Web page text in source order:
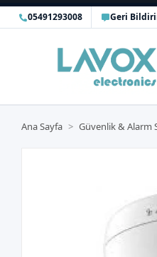
05491293008 Geri
Ana Sayfa Güvenlik & Alarm